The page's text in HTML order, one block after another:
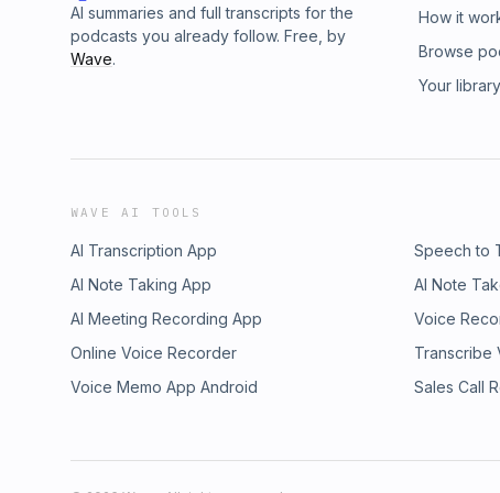
singularité ? Comment concilier innovation
patients ? Entre médecine, neurosciences et
et modification de l’humain.Un talk
https://www.youtube.com/
AI summaries and full transcripts for the
podcasts you already follow. Free, by
Wave.
How it
Browse
Your library
WAVE AI TOOLS
AI Transcription App Speech to
AI Note Taking App
AI Note
AI Meeting Recording App
Voice
Online Voice Recorder
Transcribe
Voice Memo App Android
Sales Call